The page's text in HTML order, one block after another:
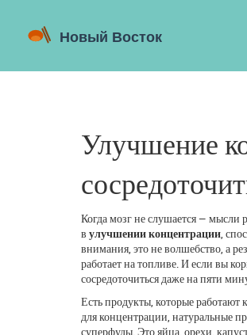
Улучшение
Когда мозг не слушается — мысли
в улучшении концентрации
внимания , это не волшебство, а
работает на топливе. И если вы
сосредоточиться даже на пяти
Есть продукты, которые работают
для концентрации натуральные
суперфуды. Это яйца, орехи,